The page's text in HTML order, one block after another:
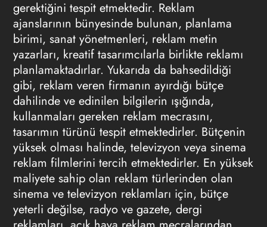
gerektiğini tespit etmektedir. Reklam
ajanslarının bünyesinde bulunan, planlama
birimi, sanat yönetmenleri, reklam metin
yazarları, kreatif tasarımcılarla birlikte reklamı
planlamaktadırlar. Yukarıda da bahsedildiği
gibi, reklam veren firmanın ayırdığı bütçe
dahilinde ve edinilen bilgilerin ışığında,
kullanmaları gereken reklam mecrasını,
tasarımın türünü tespit etmektedirler. Bütçenin
yüksek olması halinde, televizyon veya sinema
reklam filmlerini tercih etmektedirler. En yüksek
maliyete sahip olan reklam türlerinden olan
sinema ve televizyon reklamları için, bütçe
yeterli değilse, radyo ve gazete, dergi